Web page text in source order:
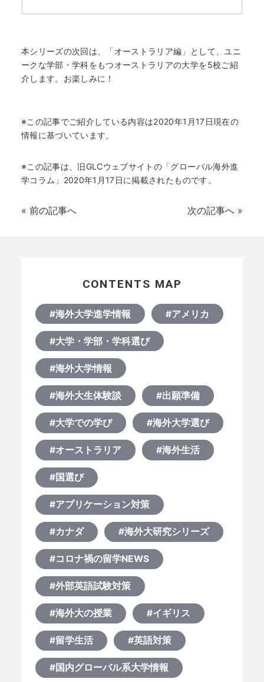
本シリーズの次回は、「オーストラリア編」として、ユニ
ークな学部・学科をもつオーストラリアの大学を5校ご紹
介します。お楽しみに！
※この記事でご紹介している内容は2020年1月17日現在の
情報に基づいています。
※この記事は、旧GLCウェブサイトの「グローバル海外進
学コラム」2020年1月17日に掲載されたものです。
« 前の記事へ 次の記事へ »
CONTENTS MAP
#海外大学進学情報 #アメリカ
#大学・学部・学科選び
#海外大学情報
#海外大生体験談 #出願準備
#大学での学び #海外大学選び
#オーストラリア #海外生活
#国選び
#アプリケーション対策
#カナダ #海外大研究シリーズ
#コロナ禍の留学NEWS
#外部英語試験対策
#海外大の授業 #イギリス
#留学生活 #英語対策
#国内グローバル系大学情報